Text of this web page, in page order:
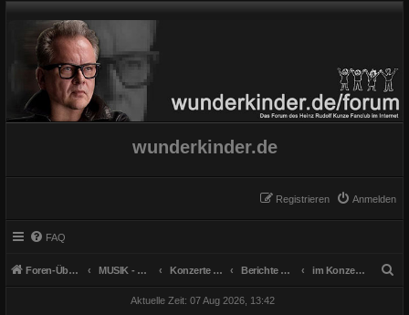
wunderkinder.de
Anmelden
Registrieren
FAQ
Foren-Übersicht MUSIK - Konzerte, Instrumente und Gesang Konzerte mit "Verstärkung" Berichte und Erlebnisse im Konzertsaal, in der Halle (unterm Dach)
Aktuelle Zeit: 07 Aug 2026, 13:42